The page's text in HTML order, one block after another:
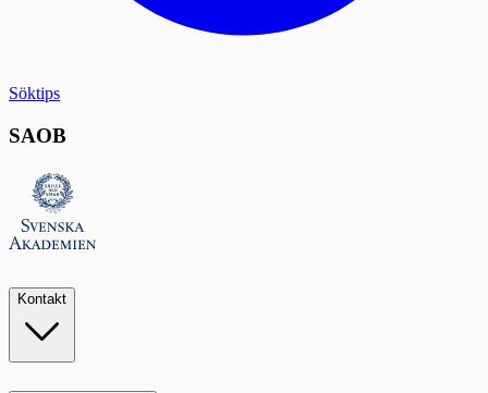
Söktips
SAOB
Kontakt